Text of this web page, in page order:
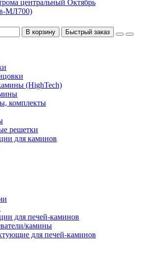
центральный Октябрь
МЛ700)
В корзину Быстрый заказ
(HighTech)
комплекты
решетки
для каминов
для печей-каминов
камины
для печей-каминов